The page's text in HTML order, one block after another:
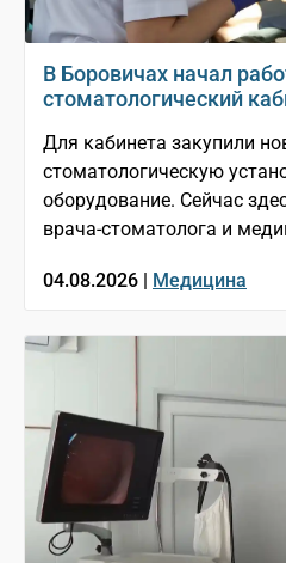
В Боровичах начал
стоматологический
Для кабинета закупили
стоматологическую
оборудование. Сейчас
врача-стоматолога и
04.08.2026 | Медицина